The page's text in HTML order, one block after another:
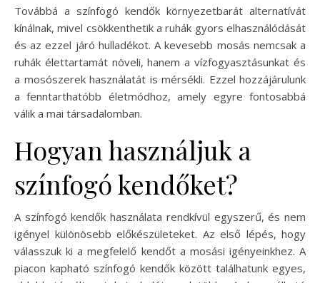
Továbbá a színfogó kendők környezetbarát alternatívát
kínálnak, mivel csökkenthetik a ruhák gyors elhasználódását
és az ezzel járó hulladékot. A kevesebb mosás nemcsak a
ruhák élettartamát növeli, hanem a vízfogyasztásunkat és
a mosószerek használatát is mérsékli. Ezzel hozzájárulunk
a fenntarthatóbb életmódhoz, amely egyre fontosabbá
válik a mai társadalomban.
Hogyan használjuk a
színfogó kendőket?
A színfogó kendők használata rendkívül egyszerű, és nem
igényel különösebb előkészületeket. Az első lépés, hogy
válasszuk ki a megfelelő kendőt a mosási igényeinkhez. A
piacon kapható színfogó kendők között találhatunk egyes,